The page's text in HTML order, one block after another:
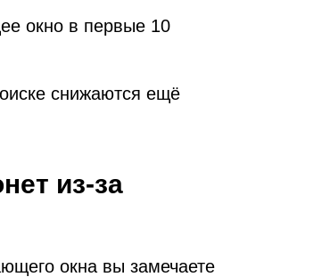
окно в первые 10
снижаются ещё
из-за
окна вы замечаете